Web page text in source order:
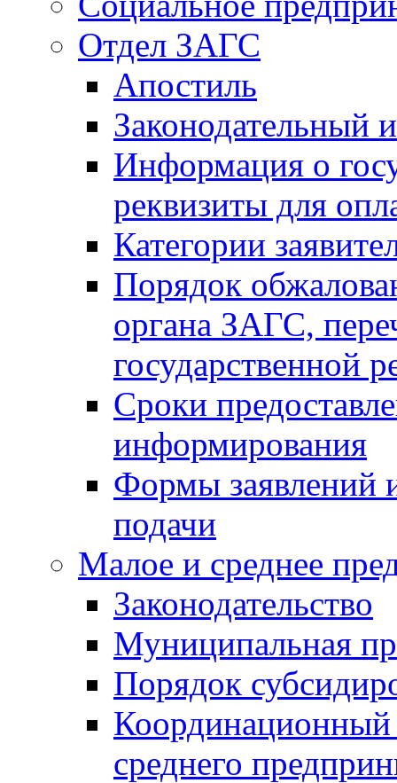
Отдел ЗАГС
Апостиль
Законодательный
Информация о
реквизиты для
Категории
Порядок
органа ЗАГС,
государственной
Сроки
информирования
Формы заявлений
подачи
Малое и среднее
Законодательство
Муниципальная
Порядок
Координационный
среднего